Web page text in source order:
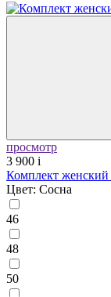
просмотр
3 900 i
Комплект
Цвет: Сосна
46
48
50